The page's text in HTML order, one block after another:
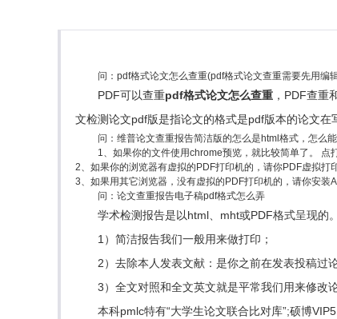
问：pdf格式论文怎么查重(pdf格式论文查重需要先用编
PDF可以查重pdf格式论文怎么查重 ，PDF查重
文检测论文pdf版是指论文的格式是pdf版本的论文在
问：维普论文查重报告简洁版的怎么是html格式，怎么
1、如果你的文件使用chrome预览，就比较简单了。 点
2、如果你的浏览器有虚拟的PDF打印机的，请你PDF虚拟打
3、如果用其它浏览器，没有虚拟的PDF打印机的，请你安
问：论文查重报告电子稿pdf格式怎么弄
学术检测报告是以html、mht或PDF格式呈现的
1）简洁报告我们一般用来做打印；
2）去除本人发表文献：是你之前在发表投稿过
3）全文对照和全文英文就是平常我们用来修改
本科pmlc特有“大学生论文联合比对库”;硕博